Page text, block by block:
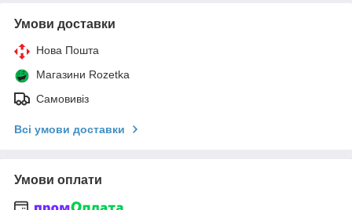
Умови доставки
Нова Пошта
Магазини Rozetka
Самовивіз
Всі умови доставки
Умови оплати